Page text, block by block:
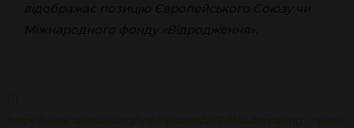
відображає позицію Європейського Союзу чи
Міжнародного фонду «Відродження».